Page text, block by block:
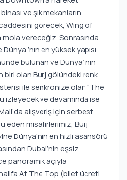
ve şık mekanların
görecek, Wing of
mola vereceğiz. Sonrasında
‘nın en yüksek yapısı
bulunan ve Dünya’ nın
biri olan Burj gölündeki renk
ile senkronize olan “The
izleyecek ve devamında ise
alışveriş için serbest
eden misafirlerimiz, Burj
Dünya’nın en hızlı asansörü
Dubai‘nin eşsiz
panoramik açıyla
At The Top (bilet ücreti